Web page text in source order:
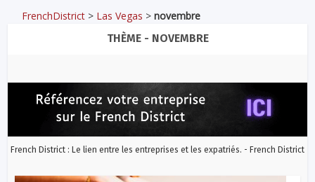
FrenchDistrict > Las Vegas >novembre
THÈME - NOVEMBRE
French District : Le lien entre les entreprises et les expatriés. - French District